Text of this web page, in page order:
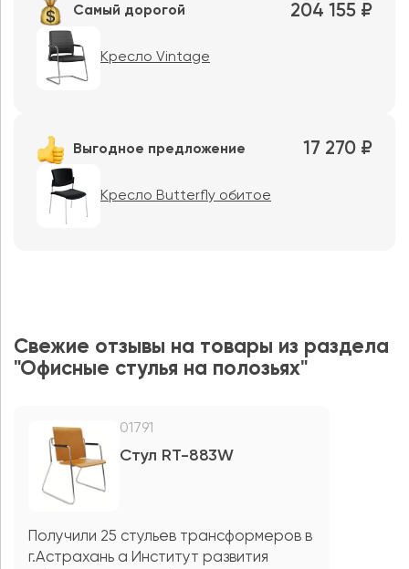
Самый дорогой 204 155 ₽
Кресло Vintage
Выгодное предложение 17 270 ₽
Кресло Butterfly обитое
Свежие отзывы на товары из раздела
"Офисные стулья на полозьях"
01791
Стул RT-883W
Получили 25 стульев трансформеров в
г.Астрахань а Институт развития